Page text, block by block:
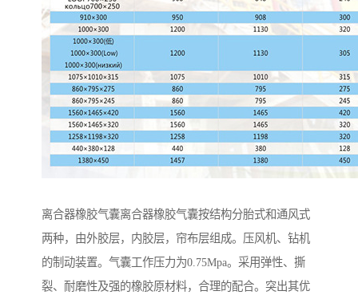
离合器橡胶气囊离合器橡胶气囊按结构分胎式和通风式
两种，由外胶层，内胶层，帘布层组成。压风机、钻机
的制动装置。气囊工作压力为0.75Mpa。采用弹性、撕
裂、耐磨性及强的橡胶原材料，合理的配合。突出其优